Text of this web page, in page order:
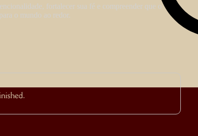
fortalecer sua fé e compreender que o
o mundo ao redor.